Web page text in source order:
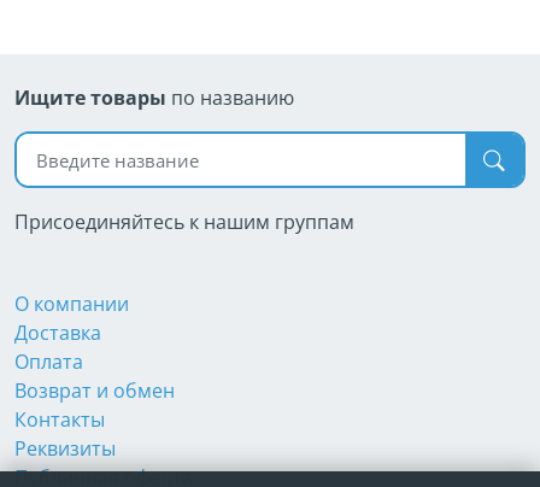
Ищите товары по названию
Поиск по названию
Присоединяйтесь к нашим группам
О компании
Доставка
Оплата
Возврат и обмен
Контакты
Реквизиты
Публичная оферта